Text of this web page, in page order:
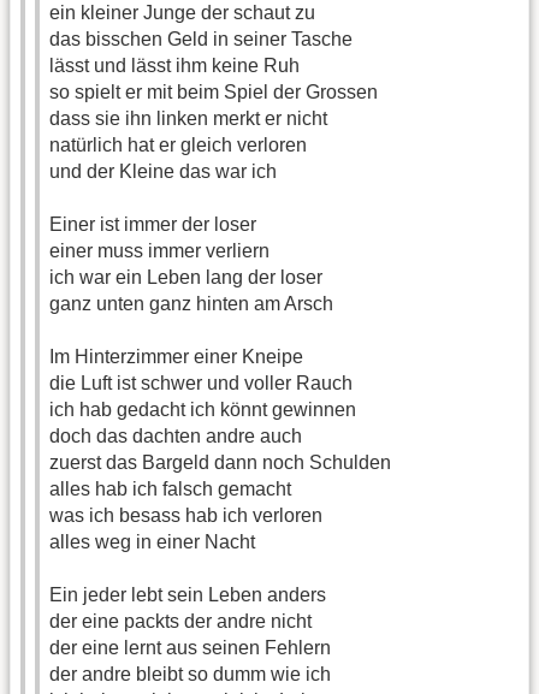
ein kleiner Junge der schaut zu
das bisschen Geld in seiner Tasche
lässt und lässt ihm keine Ruh
so spielt er mit beim Spiel der Grossen
dass sie ihn linken merkt er nicht
natürlich hat er gleich verloren
und der Kleine das war ich
Einer ist immer der loser
einer muss immer verliern
ich war ein Leben lang der loser
ganz unten ganz hinten am Arsch
Im Hinterzimmer einer Kneipe
die Luft ist schwer und voller Rauch
ich hab gedacht ich könnt gewinnen
doch das dachten andre auch
zuerst das Bargeld dann noch Schulden
alles hab ich falsch gemacht
was ich besass hab ich verloren
alles weg in einer Nacht
Ein jeder lebt sein Leben anders
der eine packts der andre nicht
der eine lernt aus seinen Fehlern
der andre bleibt so dumm wie ich